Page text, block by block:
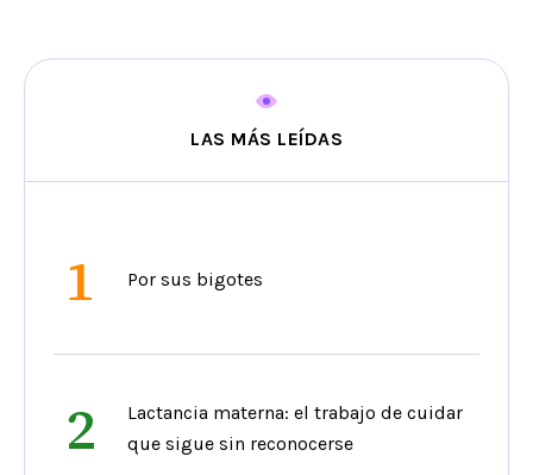
LAS MÁS LEÍDAS
1 Por sus bigotes
2
Lactancia materna: el trabajo de cuidar
que sigue sin reconocerse